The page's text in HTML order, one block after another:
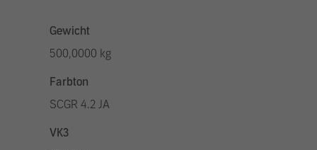
Gewicht
500,0000 kg
Farbton
SCGR 4.2 JA
VK3